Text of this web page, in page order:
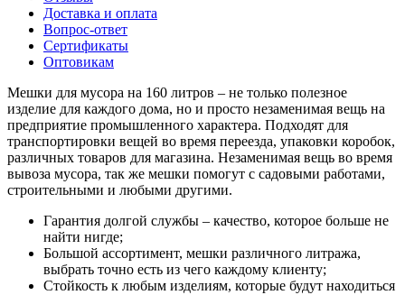
Доставка и оплата
Вопрос-ответ
Сертификаты
Оптовикам
Мешки для мусора на 160 литров – не только полезное
изделие для каждого дома, но и просто незаменимая вещь на
предприятие промышленного характера. Подходят для
транспортировки вещей во время переезда, упаковки коробок,
различных товаров для магазина. Незаменимая вещь во время
вывоза мусора, так же мешки помогут с садовыми работами,
строительными и любыми другими.
Гарантия долгой службы – качество, которое больше не
найти нигде;
Большой ассортимент, мешки различного литража,
выбрать точно есть из чего каждому клиенту;
Стойкость к любым изделиям, которые будут находиться